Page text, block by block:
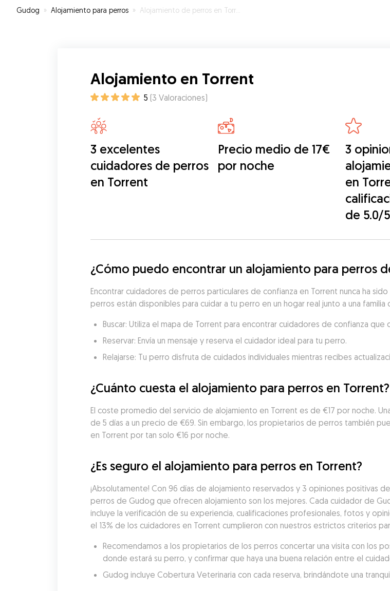
Gudog » Alojamiento para perros » Alojamiento de perros en Torrent
Alojamiento en Torrent
5 (3 Valoraciones)
3 excelentes
cuidadores de perros
en Torrent
Precio medio de 17€
por noche
3
en
de 5.0/5
¿Cómo puedo encontrar un alojamiento para perros
Encontrar cuidadores de perros particulares de confianza en Torrent nunca ha
perros están disponibles para cuidar a tu perro en un hogar real junto a una
Buscar: Utiliza el mapa de Torrent para encontrar cuidadores de confianza
Reservar: Envía un mensaje y reserva el cuidador ideal para tu perro.
Relajarse: Tu perro disfruta de cuidados individuales mientras recibes
¿Cuánto cuesta el alojamiento para perros en Torrent?
El coste promedio del servicio de alojamiento en Torrent es de €17 por noche.
de 5 días a un precio de €69. Sin embargo, los propietarios de perros también
en Torrent por tan solo €16 por noche.
¿Es seguro el alojamiento para perros en Torrent?
¡Absolutamente! Con 96 días de alojamiento reservados y 3 opiniones positivas
perros de Gudog que ofrecen alojamiento son los mejores. Cada cuidador de
incluye la verificación de su experiencia, cualificaciones profesionales, fotos y
el 13% de los cuidadores en Torrent cumplieron con nuestros estrictos criterios
Recomendamos a los propietarios de los perros concertar una visita con los
donde estará su perro, y confirmar que haya una buena relación entre el
Gudog incluye Cobertura Veterinaria con cada reserva, brindándote una